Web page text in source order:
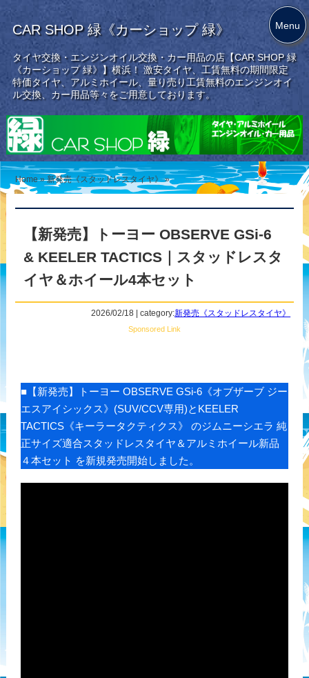
CAR SHOP 緑《カーショップ 緑》
タイヤ交換・エンジンオイル交換・カー用品の店【CAR SHOP 緑
《カーショップ 緑》】横浜！ 激安タイヤ、工賃無料の期間限定
特価タイヤ、アルミホイール、量り売り工賃無料のエンジンオイ
ル交換、カー用品等々をご用意しております。
Home »新発売《スタッドレスタイヤ》 »
【新発売】トーヨー OBSERVE GSi-6
& KEELER TACTICS｜スタッドレスタ
イヤ＆ホイール4本セット
2026/02/18 | category:新発売《スタッドレスタイヤ》
Sponsored Link
■【新発売】トーヨー OBSERVE GSi-6《オブザーブ ジー
エスアイシックス》(SUV/CCV専用)とKEELER
TACTICS《キーラータクティクス》 のジムニーシエラ 純
正サイズ適合スタッドレスタイヤ＆アルミホイール新品
４本セット を新規発売開始しました。
Menu